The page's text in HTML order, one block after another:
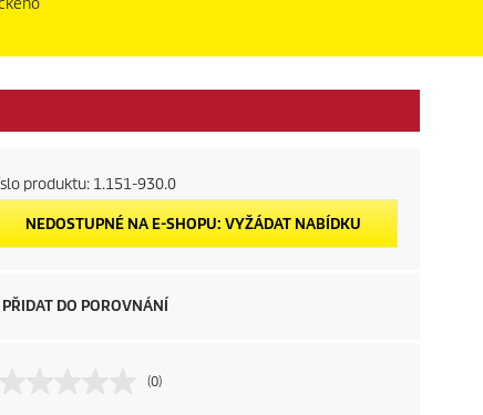
produktu: 1.151-930.0
NEDOSTUPNÉ NA E-SHOPU: VYŽÁDAT NABÍDKU
PŘIDAT DO POROVNÁNÍ
(0)